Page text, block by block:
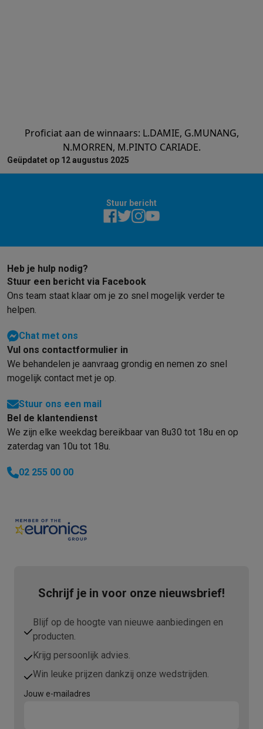
Proficiat aan de winnaars: L.DAMIE, G.MUNANG,
N.MORREN, M.PINTO CARIADE.
Geüpdatet op 12 augustus 2025
Stuur bericht
Heb je hulp nodig?
Stuur een bericht via Facebook
Ons team staat klaar om je zo snel mogelijk verder te
helpen.
Chat met ons
Vul ons contactformulier in
We behandelen je aanvraag grondig en nemen zo snel
mogelijk contact met je op.
Stuur ons een mail
Bel de klantendienst
We zijn elke weekdag bereikbaar van 8u30 tot 18u en op
zaterdag van 10u tot 18u.
02 255 00 00
Schrijf je in voor onze nieuwsbrief!
Blijf op de hoogte van nieuwe aanbiedingen en
producten.
Krijg persoonlijk advies.
Win leuke prijzen dankzij onze wedstrijden.
Jouw e-mailadres